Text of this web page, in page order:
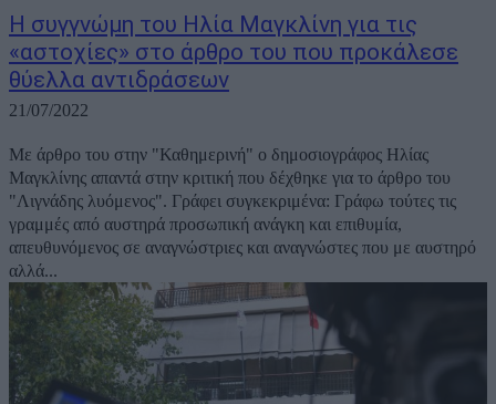
Η συγγνώμη του Ηλία Μαγκλίνη για τις
«αστοχίες» στο άρθρο του που προκάλεσε
θύελλα αντιδράσεων
21/07/2022
Με άρθρο του στην "Καθημερινή" ο δημοσιογράφος Ηλίας
Μαγκλίνης απαντά στην κριτική που δέχθηκε για το άρθρο του
"Λιγνάδης λυόμενος". Γράφει συγκεκριμένα: Γράφω τούτες τις
γραμμές από αυστηρά προσωπική ανάγκη και επιθυμία,
απευθυνόμενος σε αναγνώστριες και αναγνώστες που με αυστηρό
αλλά...